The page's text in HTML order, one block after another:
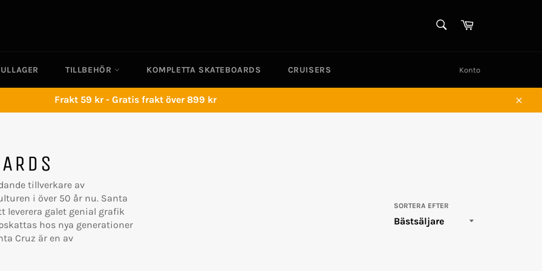
Varukorg
TILLBEHÖR KOMPLETTA SKATEBOARDS CRUISERS Konto
Frakt 59 kr - Gratis frakt över 899 kr
tillverkare av
i över 50 år nu. Santa
leverera galet genial grafik
hos nya generationer
Cruz är en av
SORTERA EFTER